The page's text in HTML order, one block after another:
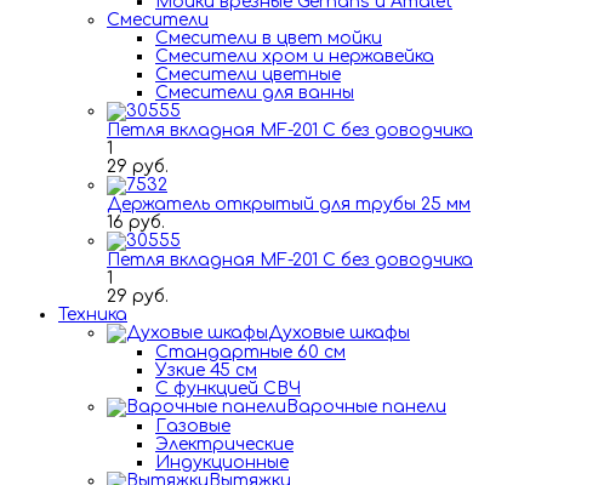
Смесители
Смесители в цвет мойки
Смесители хром и нержавейка
Смесители цветные
Смесители для ванны
Петля вкладная MF-201 C без доводчика
1
29 руб.
Держатель открытый для трубы 25 мм
16 руб.
Петля вкладная MF-201 C без доводчика
1
29 руб.
Техника
Духовые шкафы
Стандартные 60 см
Узкие 45 см
С функцией СВЧ
Варочные панели
Газовые
Электрические
Индукционные
Вытяжки